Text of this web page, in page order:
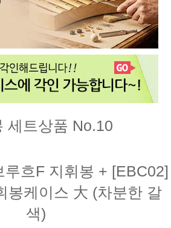
세트상품 No.10
루흐F 지휘봉 + [EBC02]
봉케이스 大 (차분한 갈
색)